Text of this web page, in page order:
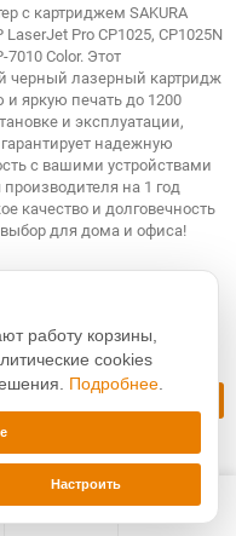
с картриджем SAKURA
Pro CP1025, CP1025N
7010 Color. Этот
черный лазерный картридж
и яркую печать до 1200
и эксплуатации,
надежную
с вашими устройствами
производителя на 1 год
качество и долговечность
для дома и офиса!
729Bk
0 0
работу корзины,
cookies
Подробнее
Настроить